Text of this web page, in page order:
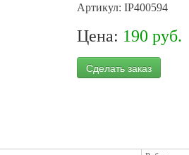
Артикул: IP400594
Цена: 190 руб.
Сделать заказ